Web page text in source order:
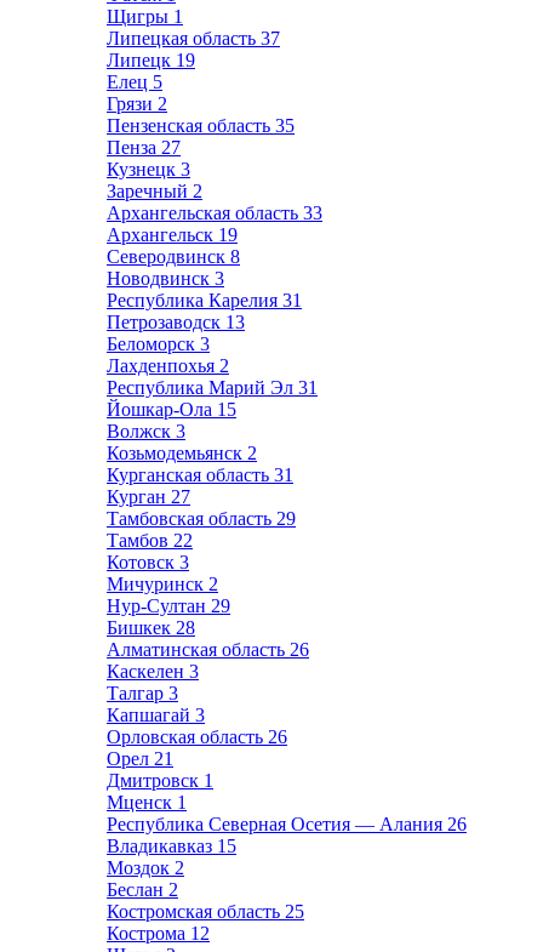
Щигры 1
Липецкая область 37
Липецк 19
Елец 5
Грязи 2
Пензенская область 35
Пенза 27
Кузнецк 3
Заречный 2
Архангельская область 33
Архангельск 19
Северодвинск 8
Новодвинск 3
Республика Карелия 31
Петрозаводск 13
Беломорск 3
Лахденпохья 2
Республика Марий Эл 31
Йошкар-Ола 15
Волжск 3
Козьмодемьянск 2
Курганская область 31
Курган 27
Тамбовская область 29
Тамбов 22
Котовск 3
Мичуринск 2
Нур-Султан 29
Бишкек 28
Алматинская область 26
Каскелен 3
Талгар 3
Капшагай 3
Орловская область 26
Орел 21
Дмитровск 1
Мценск 1
Республика Северная Осетия — Алания 26
Владикавказ 15
Моздок 2
Беслан 2
Костромская область 25
Кострома 12